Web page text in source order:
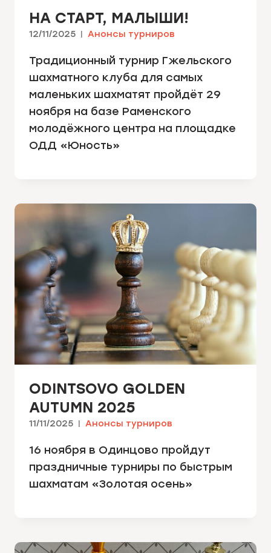
НА СТАРТ, МАЛЫШИ!
12/11/2025 Анонсы турниров
Традиционный турнир Гжельского
шахматного клуба для самых
маленьких шахматят пройдёт 29
ноября на базе Раменского
молодёжного центра на площадке
ОДД «Юность»
ODINTSOVO GOLDEN
AUTUMN 2025
11/11/2025 Анонсы турниров
16 ноября в Одинцово пройдут
праздничные турниры по быстрым
шахматам «Золотая осень»